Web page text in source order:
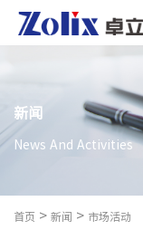
新闻
News And Activities
首页 > 新闻 > 市场活动